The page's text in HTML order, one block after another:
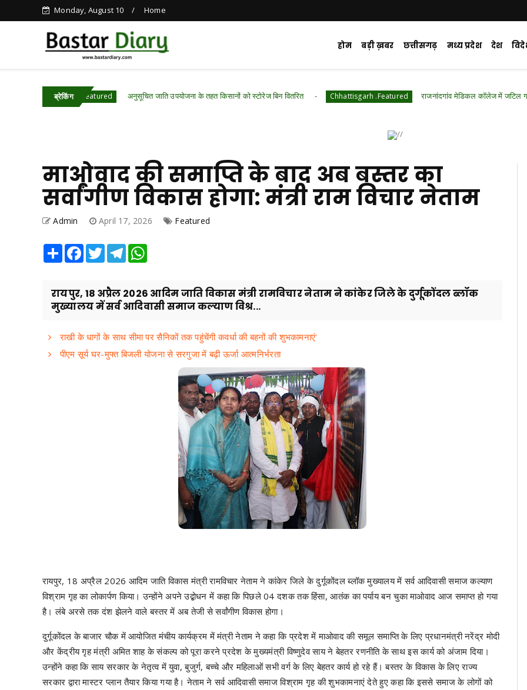
Monday, August 10 Home
होम बड़ी ख़बर छत्तीसगढ़ मध्य प्रदेश देश
ब्रेकिंग
.Featured अनुसूचित जाति उपयोजना के तहत किसानों को स्टोरेज बिन वितरित Chhattisgarh .Featured राजनांदगांव मेडिकल कॉलेज में जटिल गर्भाशय ट्यूमर की
माओवाद की समाप्ति के बाद अब बस्तर का
सर्वांगीण विकास होगा: मंत्री राम विचार नेताम
Admin April 17, 2026 Featured
Share Facebook
TwitterTelegram
रायपुर, 18 अप्रैल 2026 आदिम जाति विकास मंत्री रामविचार नेताम ने कांकेर जिले के दुर्गूकोंदल ब्लॉक
मुख्यालय में सर्व आदिवासी समाज कल्याण विश्र...
राखी के धागों के साथ सीमा पर सैनिकों तक पहुंचेंगी कवर्धा की बहनों की शुभकामनाएं’
पीएम सूर्य घर-मुफ्त बिजली योजना से सरगुजा में बढ़ी ऊर्जा आत्मनिर्भरता
रायपुर, 18 अप्रैल 2026 आदिम जाति विकास मंत्री रामविचार नेताम ने कांकेर जिले के दुर्गूकोंदल ब्लॉक मुख्यालय में सर्व आदिवासी समाज कल्याण
विश्राम गृह का लोकार्पण किया। उन्होंने अपने उद्बोधन में कहा कि पिछले 04 दशक तक हिंसा, आतंक का पर्याय बन चुका माओवाद आज समाप्त हो गया
है। लंबे अरसे तक दंश झेलने वाले बस्तर में अब तेजी से सर्वांगीण विकास होगा।
दुर्गूकोंदल के बाजार चौक में आयोजित मंचीय कार्यक्रम में मंत्री नेताम ने कहा कि प्रदेश में माओवाद की समूल समाप्ति के लिए प्रधानमंत्री नरेंद्र मोदी
और केंद्रीय गृह मंत्री अमित शाह के संकल्प को पूरा करने प्रदेश के मुख्यमंत्री विष्णुदेव साय ने बेहतर रणनीति के साथ इस कार्य को अंजाम दिया।
उन्होंने कहा कि साय सरकार के नेतृत्व में युवा, बुजुर्ग, बच्चे और महिलाओं सभी वर्ग के लिए बेहतर कार्य हो रहे हैं। बस्तर के विकास के लिए राज्य
सरकार द्वारा मास्टर प्लान तैयार किया गया है। नेताम ने सर्व आदिवासी समाज विश्राम गृह की शुभकामनाएं देते हुए कहा कि इससे समाज के लोगों को